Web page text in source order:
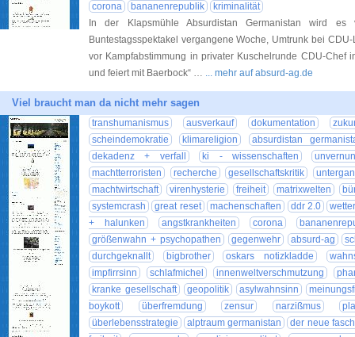
corona
bananenrepublik
kriminalität
In der Klapsmühle Absurdistan Germanistan wird
Buntestagsspektakel vergangene Woche, Umtrunk bei
vor Kampfabstimmung in privater Kuschelrunde CDU-Chef
und feiert mit Baerbock“ … ... mehr auf absurd-ag.de
Viel braucht man da nicht mehr sagen
transhumanismus ausverkauf dokumentation
scheindemokratie
klimareligion
absurdistan
dekadenz + verfall
ki - wissenschaften
machtterroristen
recherche gesellschaftskritik
machtwirtschaft
virenhysterie freiheit matrixwelten
systemcrash
great reset machenschaften ddr 2.0
+ halunken
angstkrankheiten corona
größenwahn + psychopathen
gegenwehr absurd-ag
durchgeknallt
bigbrother oskars notizkladde
impfirrsinn
schlafmichel innenweltverschmutzung
kranke gesellschaft
geopolitik asylwahnsinn
boykott
überfremdung zensur narzißmus
überlebensstrategie
alptraum germanistan
der neue